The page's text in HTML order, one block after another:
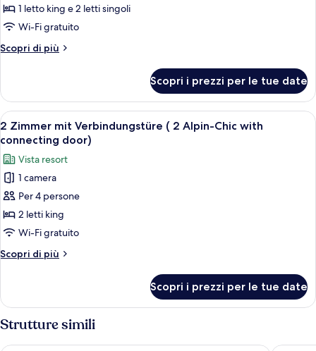
Camera
Deluxe
1 letto king e 2 letti singoli
Wi-Fi gratuito
Scopri di più
Altri
Deluxe
(Family)
Scopri i prezzi per le tue date
Apri
tutte
le
foto
per
2
Zimmer
mit
Verbindungstüre
(
Alpin-
Chic
with
connecting
Camera d'albergo con un letto, una
6
2 Zimmer mit Verbindungstüre ( 2 Alpin-Chic with
connecting door)
Vista resort
1 camera
Per 4 persone
2 letti king
Wi-Fi gratuito
Scopri di più
Altri
Zimmer
Verbindungstüre
Scopri i prezzi per le tue date
Strutture simili